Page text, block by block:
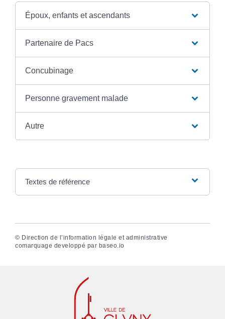
Époux, enfants et ascendants
Partenaire de Pacs
Concubinage
Personne gravement malade
Autre
Textes de référence
© Direction de l’information légale et administrative
comarquage developpé par baseo.io